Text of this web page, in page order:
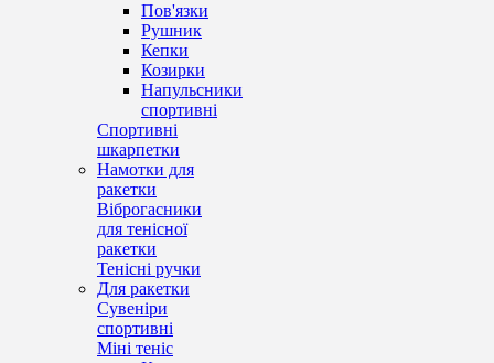
Пов'язки
Рушник
Кепки
Козирки
Напульсники
спортивні
Спортивні
шкарпетки
Намотки для
ракетки
Віброгасники
для тенісної
ракетки
Тенісні ручки
Для ракетки
Сувеніри
спортивні
Міні теніс